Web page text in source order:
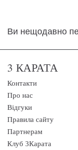
Ви нещодавно
3 КАРАТА
Контакти
Про нас
Відгуки
Правила сайту
Партнерам
Клуб 3Карата